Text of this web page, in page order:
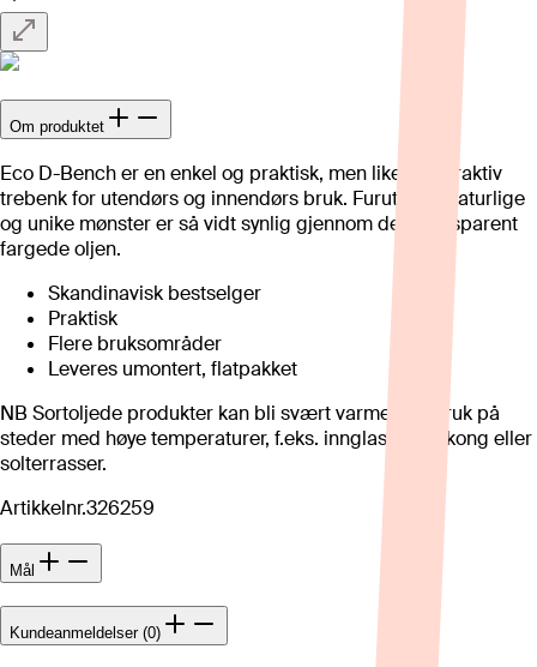
Om produktet
Eco D-Bench er en enkel og praktisk, men likevel attraktiv
trebenk for utendørs og innendørs bruk. Furutreets naturlige
og unike mønster er så vidt synlig gjennom den transparent
fargede oljen.
Skandinavisk bestselger
Praktisk
Flere bruksområder
Leveres umontert, flatpakket
NB Sortoljede produkter kan bli svært varme ved bruk på
steder med høye temperaturer, f.eks. innglasset balkong eller
solterrasser.
Artikkelnr.326259
Mål
Kundeanmeldelser (0)